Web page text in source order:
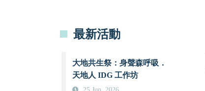
最新活動
大地共生祭：身聲森呼吸．
天地人 IDG 工作坊